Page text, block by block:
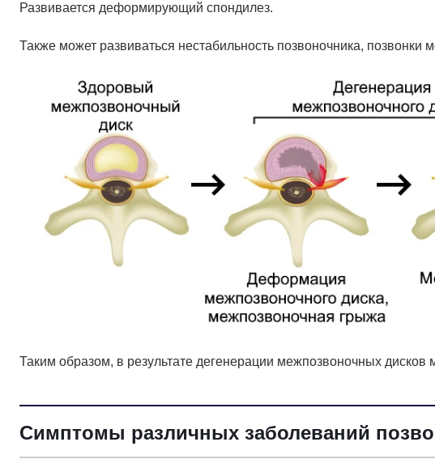
Развивается деформирующий спондилез.
Также может развиваться нестабильность позвоночника, позвонки
Таким образом, в результате дегенерации межпозвоночных дисков
Симптомы различных заболеваний